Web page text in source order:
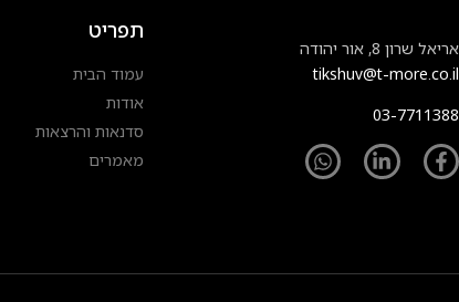
אריאל שרון 8, אור יהודה
tikshuv@t-more.co.il
03-7711388
תפריט
עמוד הבית
אודות
סדנאות והרצאות
מאמרים